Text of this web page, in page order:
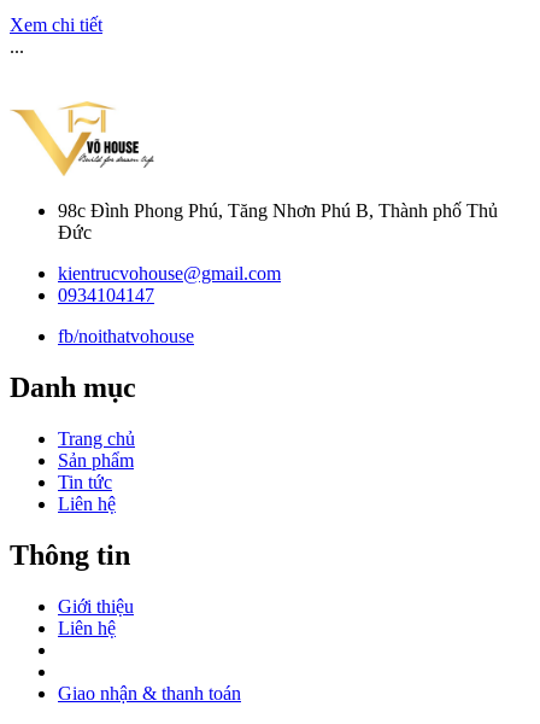
Xem chi tiết
...
98c Đình Phong Phú, Tăng Nhơn Phú B, Thành phố Thủ
Đức
kientrucvohouse@gmail.com
0934104147
fb/noithatvohouse
Danh mục
Trang chủ
Sản phẩm
Tin tức
Liên hệ
Thông tin
Giới thiệu
Liên hệ
Giao nhận & thanh toán